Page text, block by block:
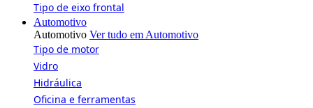
Tipo de eixo frontal
Automotivo
Automotivo Ver tudo em Automotivo
Tipo de motor
Vidro
Hidráulica
Oficina e ferramentas